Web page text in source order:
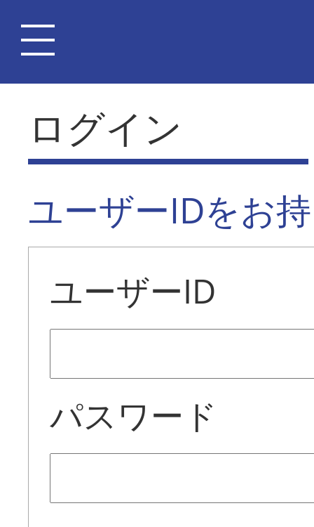
ログイン
ユーザーIDをお
ユーザーID
パスワード